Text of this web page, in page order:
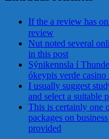
If the a review has
review
Nut noted several
in this post
Sýnikennsla í
ókeypis verde casino
I usually suggest
and select a suitable
This is certainly one
packages on
provided